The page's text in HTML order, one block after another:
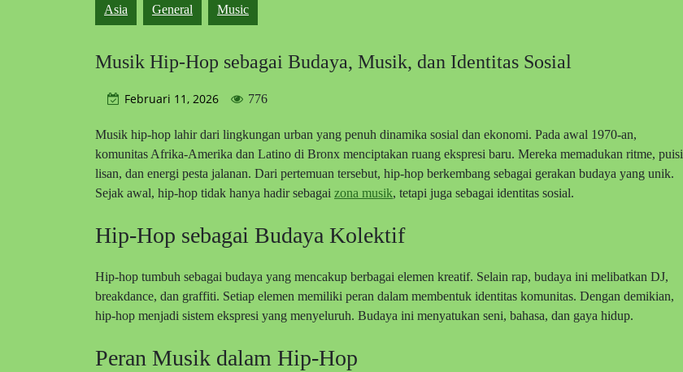
Asia General Music
Musik Hip-Hop sebagai Budaya, Musik, dan Identitas Sosial
Februari 11, 2026 776
Musik hip-hop lahir dari lingkungan urban yang penuh dinamika sosial dan ekonomi. Pada awal 1970-an,
komunitas Afrika-Amerika dan Latino di Bronx menciptakan ruang ekspresi baru. Mereka memadukan ritme, puisi
lisan, dan energi pesta jalanan. Dari pertemuan tersebut, hip-hop berkembang sebagai gerakan budaya yang unik.
Sejak awal, hip-hop tidak hanya hadir sebagai zona musik, tetapi juga sebagai identitas sosial.
Hip-Hop sebagai Budaya Kolektif
Hip-hop tumbuh sebagai budaya yang mencakup berbagai elemen kreatif. Selain rap, budaya ini melibatkan DJ,
breakdance, dan graffiti. Setiap elemen memiliki peran dalam membentuk identitas komunitas. Dengan demikian,
hip-hop menjadi sistem ekspresi yang menyeluruh. Budaya ini menyatukan seni, bahasa, dan gaya hidup.
Peran Musik dalam Hip-Hop